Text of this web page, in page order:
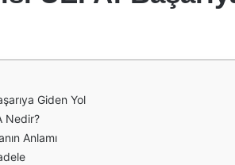
Giden Yol
Nedir?
Anlamı